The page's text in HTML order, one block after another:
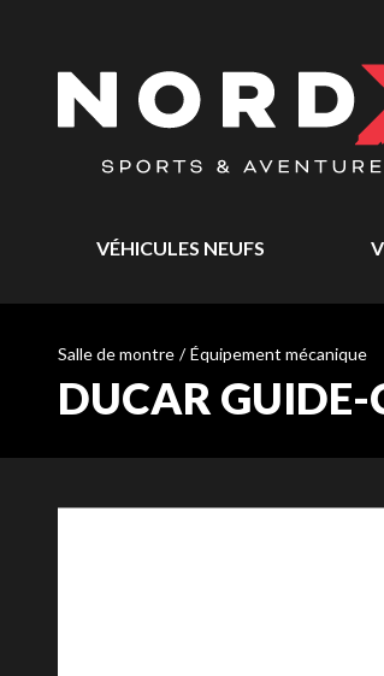
VÉHICULES NEUFS
Salle de montre / Équipement mécanique
DUCAR